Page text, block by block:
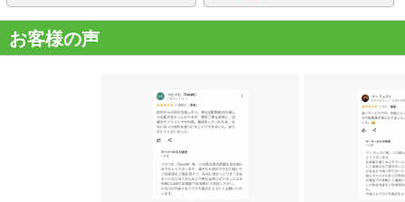
お客様の声